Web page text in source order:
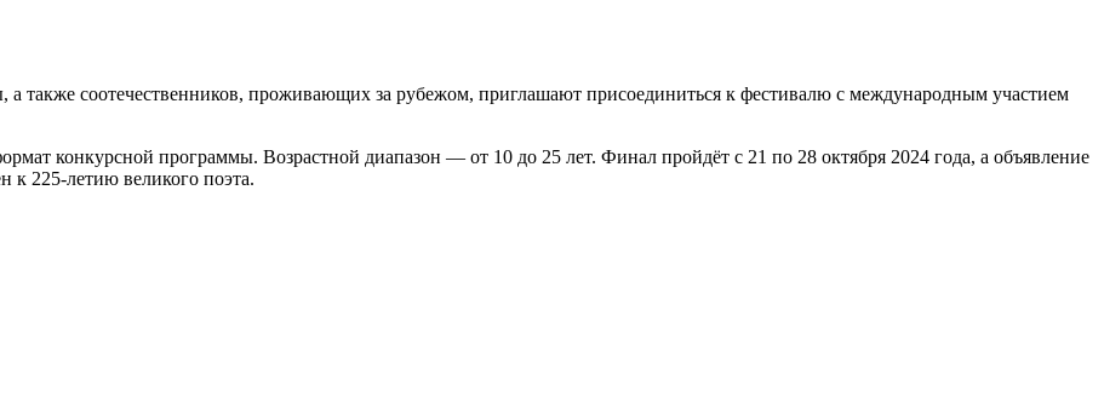
а также соотечественников, проживающих за рубежом, приглашают присоединиться к фестивалю с международным участием
конкурсной программы. Возрастной диапазон — от 10 до 25 лет. Финал пройдёт с 21 по 28 октября 2024 года, а объявление
к 225-летию великого поэта.